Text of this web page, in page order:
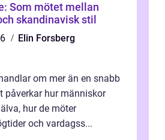
Som mötet mellan
skandinavisk stil
Elin Forsberg
om mer än en snabb
påverkar hur människor
hur de möter
och vardagss...